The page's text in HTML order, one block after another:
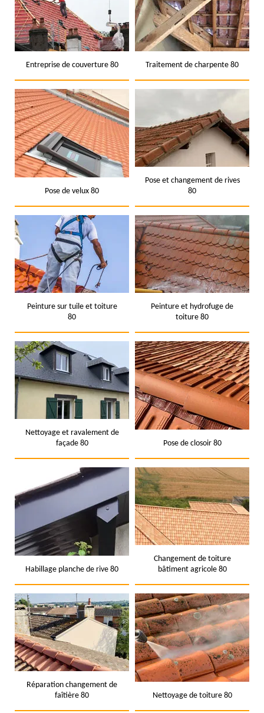
Entreprise de couverture 80 Traitement de charpente 80
Pose de velux 80
Pose et changement de rives
80
Peinture sur tuile et toiture
80
Peinture et hydrofuge de
toiture 80
Nettoyage et ravalement de
façade 80
Pose de closoir 80
Habillage planche de rive 80
Changement de toiture
bâtiment agricole 80
Réparation changement de
faîtière 80
Nettoyage de toiture 80